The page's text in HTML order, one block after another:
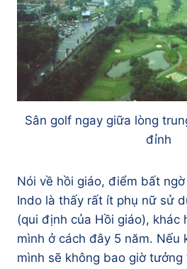
Sân golf ngay giữa lòng
đỉnh
Nói về hồi giáo, điểm bất
Indo là thấy rất ít phụ nữ sử
(qui định của Hồi giáo), khác
mình ở cách đây 5 năm. Nếu
mình sẽ không bao giờ